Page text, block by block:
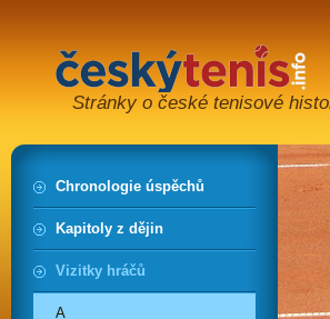
Stránky o české tenisové
Chronologie úspěchů
Kapitoly z dějin
Vizitky hráčů
A